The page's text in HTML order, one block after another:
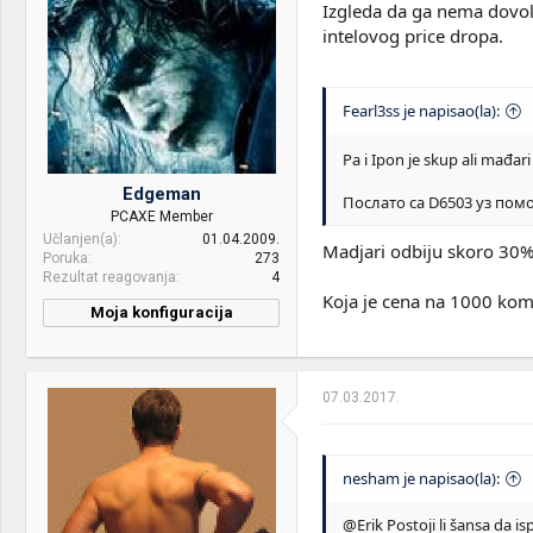
VGA & cooler: RTX 9090 50GB
Display: 8k
HDD:
99tb + m2 nvme generation
10
Case: Samo RGB
PSU: 10000w gold 99% +
Internet: lelekom
Edgeman
PCAXE Member
Učlanjen(a)
01.04.2009.
Poruka
273
Rezultat reagovanja
4
Moja konfiguracija
cooled with BeQuiet! Dark
Motherboard: Gigabyte Z890 Eagle
RAM:
2x32GB DDR5 Kinston Fury
6000Mhz@CL36
VGA & cooler:
Gigabyte RTX 4060
Izgleda da ga nema
intelovog price dropa.
Fearl3ss je napisao(la):
Pa i Ipon je skup ali
Послато са D6503 уз
Madjari odbiju skoro
Koja je cena na 1000
07.03.2017.
nesham je napisao(la):
@Erik Postoji li šansa da